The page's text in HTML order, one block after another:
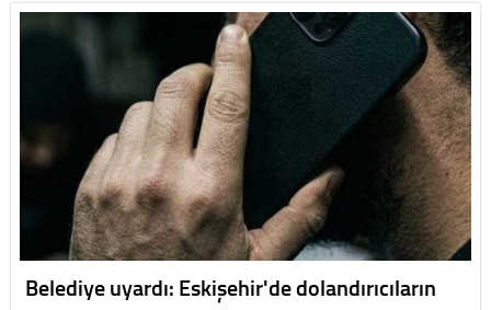
Belediye uyardı: Eskişehir'de dolandırıcıların